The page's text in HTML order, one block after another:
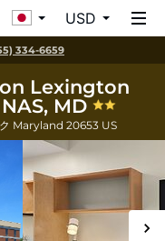
USD
334-6659
Lexington
MD
Maryland 20653 US